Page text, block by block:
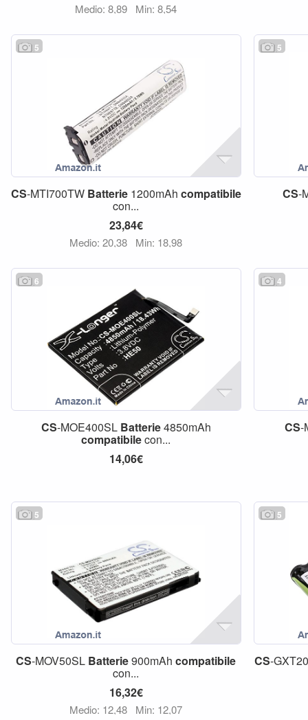
Medio: 8,89 Min: 8,54
5
CS-MTI700TW Batterie1200mAh compatibile
con...
23,84€
Medio: 20,38 Min: 18,98
5
CS-
6
CS-MOE400SL Batterie4850mAh
compatibilecon...
14,06€
4
CS-
5
CS-MOV50SL Batterie900mAhcompatibile
con...
16,32€
Medio: 12,48 Min: 12,07
5
CS-